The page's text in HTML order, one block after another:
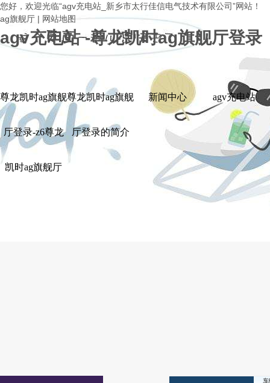
您好，欢迎光临“agv充电站_新乡市太
ag旗舰厅 | 网站地图
agv充电站 -尊龙凯时ag旗舰厅登录
尊龙凯时ag旗舰
厅登录-z6尊龙
凯时ag旗舰厅
尊龙凯时ag旗舰
厅登录的简介
新闻中心 agv充电站